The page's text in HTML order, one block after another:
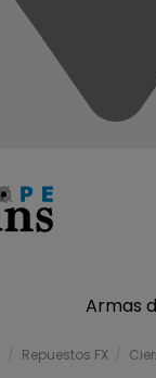
Armas
Repuestos FX